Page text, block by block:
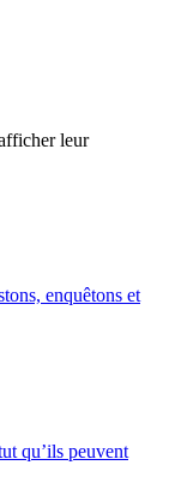
leur
enquêtons et
qu’ils peuvent